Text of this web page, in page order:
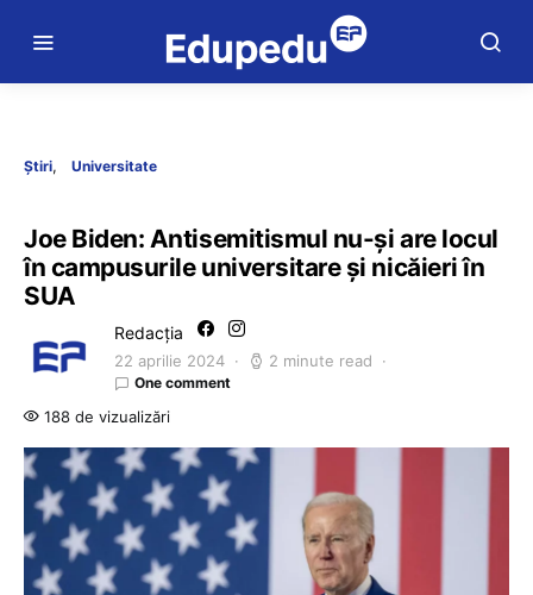
Știri Universitate
Joe Biden: Antisemitismul nu-şi are locul
în campusurile universitare și nicăieri în
SUA
Redacția
22 aprilie 2024 2 minute read
One comment
188 de vizualizări